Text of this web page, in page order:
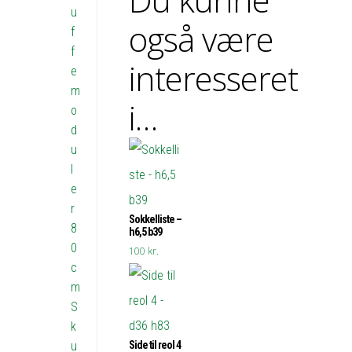
også være
interesseret
i…
Sokkelliste –
h6,5 b39
100 kr.
Side til reol 4
u
f
f
e
m
o
d
u
l
e
r
8
0
c
m
S
k
u